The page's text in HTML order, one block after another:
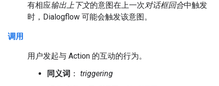
有相应输出上下文的意图在上一次对话框回合中触发
时，Dialogflow 可能会触发该意图。
调用
用户发起与 Action 的互动的行为。
同义词 ： triggering